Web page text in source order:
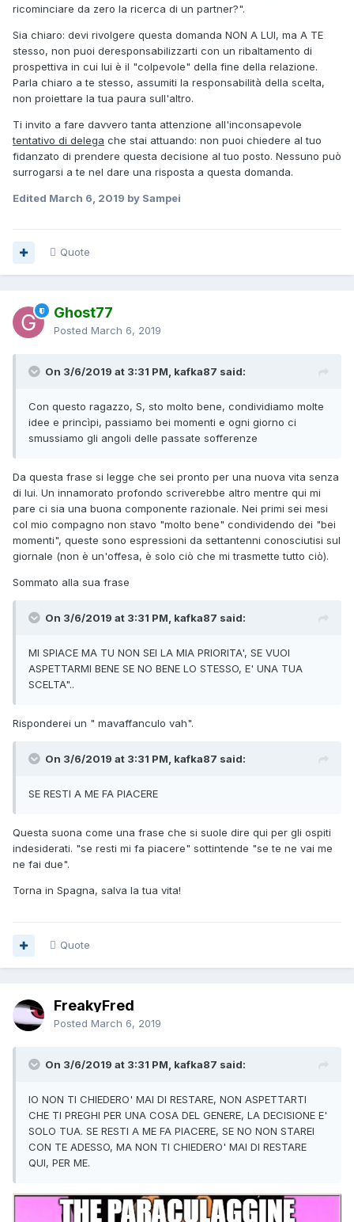
ricominciare da zero la ricerca di un partner?".
Sia chiaro: devi rivolgere questa domanda NON A LUI, ma A TE
stesso, non puoi deresponsabilizzarti con un ribaltamento di
prospettiva in cui lui è il "colpevole" della fine della relazione.
Parla chiaro a te stesso, assumiti la responsabilità della scelta,
non proiettare la tua paura sull'altro.
Ti invito a fare davvero tanta attenzione all'inconsapevole
tentativo di delega che stai attuando: non puoi chiedere al tuo
fidanzato di prendere questa decisione al tuo posto. Nessuno può
surrogarsi a te nel dare una risposta a questa domanda.
Edited March 6, 2019 by Sampei
Quote
Ghost77
Posted March 6, 2019
On 3/6/2019 at 3:31 PM, kafka87 said:
Con questo ragazzo, S, sto molto bene, condividiamo molte
idee e princìpi, passiamo bei momenti e ogni giorno ci
smussiamo gli angoli delle passate sofferenze
Da questa frase si legge che sei pronto per una nuova vita senza
di lui. Un innamorato profondo scriverebbe altro mentre qui mi
pare ci sia una buona componente razionale. Nei primi sei mesi
col mio compagno non stavo "molto bene" condividendo dei "bei
momenti", queste sono espressioni da settantenni conosciutisi sul
giornale (non è un'offesa, è solo ciò che mi trasmette tutto ciò).
Sommato alla sua frase
On 3/6/2019 at 3:31 PM, kafka87 said:
MI SPIACE MA TU NON SEI LA MIA PRIORITA', SE VUOI
ASPETTARMI BENE SE NO BENE LO STESSO, E' UNA TUA
SCELTA"..
Risponderei un " mavaffanculo vah".
On 3/6/2019 at 3:31 PM, kafka87 said:
SE RESTI A ME FA PIACERE
Questa suona come una frase che si suole dire qui per gli ospiti
indesiderati. "se resti mi fa piacere" sottintende "se te ne vai me
ne fai due".
Torna in Spagna, salva la tua vita!
Quote
FreakyFred
Posted March 6, 2019
On 3/6/2019 at 3:31 PM, kafka87 said:
IO NON TI CHIEDERO' MAI DI RESTARE, NON ASPETTARTI
CHE TI PREGHI PER UNA COSA DEL GENERE, LA DECISIONE E'
SOLO TUA. SE RESTI A ME FA PIACERE, SE NO NON STAREI
CON TE ADESSO, MA NON TI CHIEDERO' MAI DI RESTARE
QUI, PER ME.